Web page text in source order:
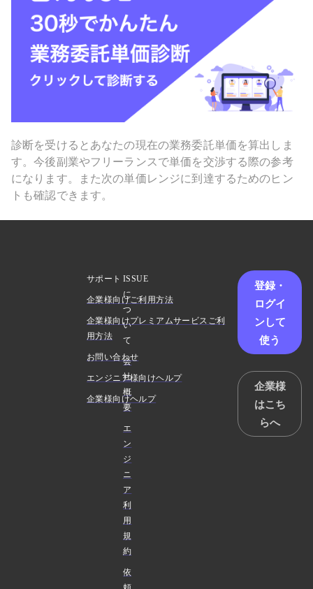
診断を受けるとあなたの現在の業務委託単価を算出しま
す。今後副業やフリーランスで単価を交渉する際の参考
になります。また次の単価レンジに到達するためのヒン
トも確認できます。
ISSUE
に
つ
い
て
会
社
概
要
エ
ン
ジ
ニ
ア
利
用
規
約
依
サポート
企業様向けご利用方法
企業様向けプレミアムサービスご利
用方法
お問い合わせ
エンジニア様向けヘルプ
企業様向けヘルプ
登録・
ログイ
ンして
使う
企業様
はこち
らへ